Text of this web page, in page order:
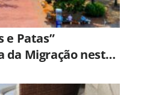
e Patas”
da Migração neste